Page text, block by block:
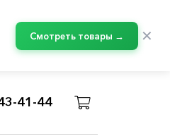
Смотреть товары → ✕
41-44